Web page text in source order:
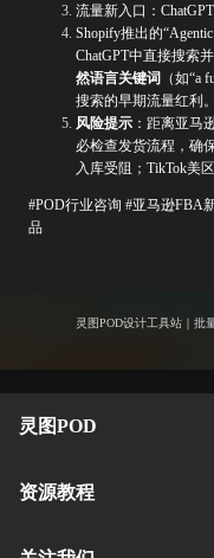
流量新入口：
Shopify推出的
ChatGPT中直接搜索
然语言关键词
（如“a
搜索的早期流量红利。
风险提示 ：距离亚马
必检查发货流程，确
入库受阻；TikTok美
#POD行业咨询 #亚马逊FBA
品
灵图POD设计工具站｜批
灵图POD
资源教程